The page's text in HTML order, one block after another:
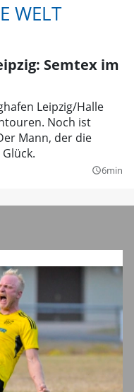
WELT
Semtex im
Leipzig/Halle
Noch ist
Mann, der die
query_builder6min